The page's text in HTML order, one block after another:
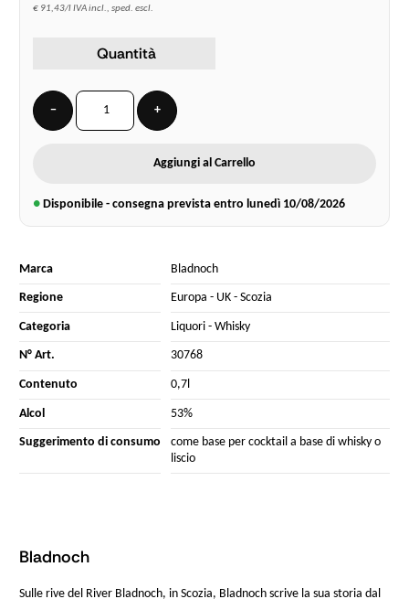
€ 91,43/l IVA incl., sped. escl.
Quantità
− +
Aggiungi al Carrello
● Disponibile - consegna prevista entro lunedì 10/08/2026
Marca Bladnoch
Regione Europa - UK- Scozia
Categoria Liquori- Whisky
N° Art. 30768
Contenuto 0,7l
Alcol 53%
Suggerimento di consumo
come base per cocktail a base di whisky o
liscio
Bladnoch
Sulle rive del River Bladnoch, in Scozia, Bladnoch scrive la sua storia dal